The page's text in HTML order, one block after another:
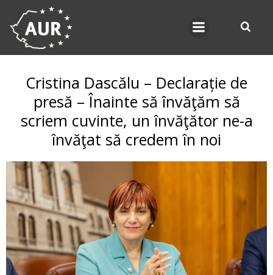
Cristina Dascălu – Declarație de
presă – Înainte să învăţăm să
scriem cuvinte, un învăţător ne-a
învăţat să credem în noi